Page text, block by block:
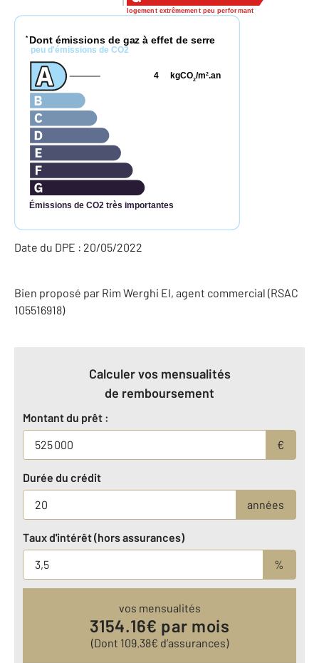
logement extrêmement peu performant
* Dont émissions de gaz à effet de serre
peu d'émissions de CO2
Émissions de CO2 très importantes
kgCO2/m2.an
4
Date du DPE : 20/05/2022
Bien proposé par Rim Werghi EI, agent commercial (RSAC
105516918)
Calculer vos mensualités
de remboursement
Montant du prêt :
€
Durée du crédit
années
Taux d'intérêt (hors assurances)
%
vos mensualités
3154.16€ par mois
(Dont 109.38€ d’assurances)